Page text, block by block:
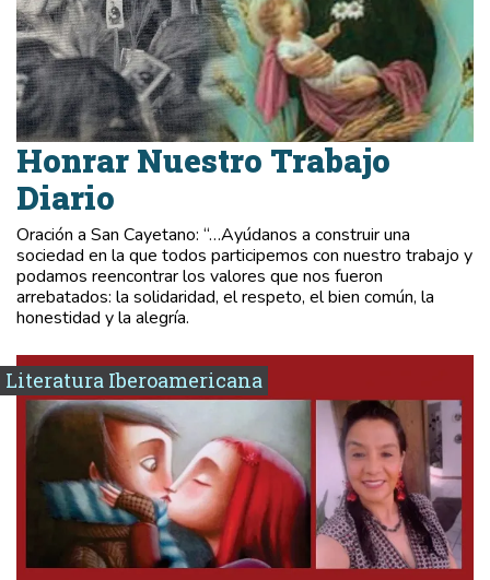
Honrar Nuestro Trabajo
Diario
Oración a San Cayetano: “…Ayúdanos a construir una
sociedad en la que todos participemos con nuestro trabajo y
podamos reencontrar los valores que nos fueron
arrebatados: la solidaridad, el respeto, el bien común, la
honestidad y la alegría.
Literatura Iberoamericana